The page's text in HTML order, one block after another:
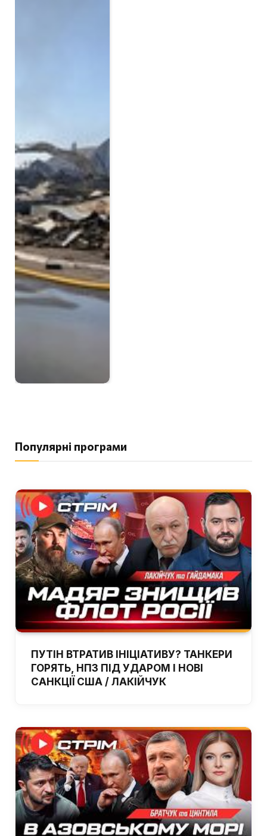
Популярні програми
ПУТІН ВТРАТИВ ІНІЦІАТИВУ? ТАНКЕРИ
ГОРЯТЬ, НПЗ ПІД УДАРОМ І НОВІ
САНКЦІЇ США / ЛАКІЙЧУК